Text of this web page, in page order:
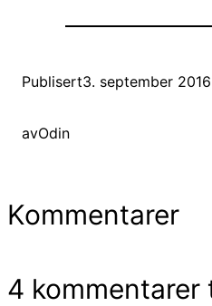
Publisert3. september 2016
avOdin
Kommentarer
4 kommentarer